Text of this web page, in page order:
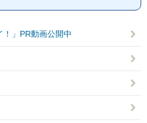
！」PR動画公開中